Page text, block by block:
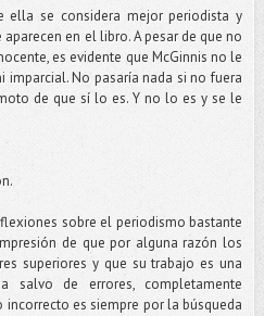
ella se considera mejor periodista y
en el libro. A pesar de que no
es evidente que McGinnis no le
imparcial. No pasaría nada si no fuera
de que sí lo es. Y no lo es y se le
sobre el periodismo bastante
de que por alguna razón los
superiores y que su trabajo es una
salvo de errores, completamente
es siempre por la búsqueda